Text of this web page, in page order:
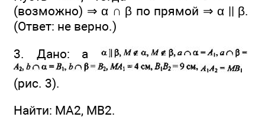
(возможно) ⇒ α ∩ β по прямой ⇒ α || β.
(Ответ: не верно.)
3. Дано: а
(рис. 3).
Найти: МА2, МВ2.